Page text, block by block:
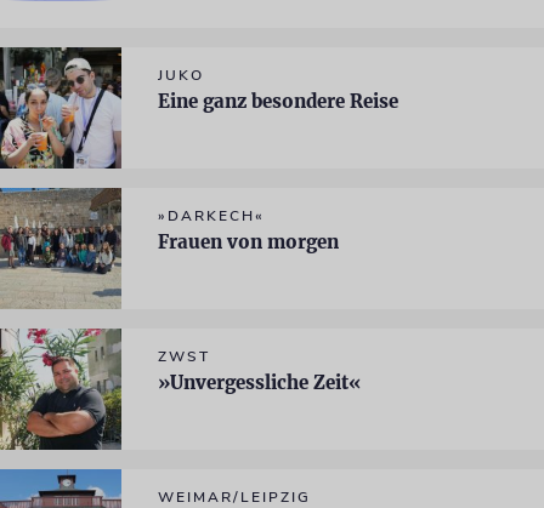
JUKO
Eine ganz besondere Reise
»DARKECH«
Frauen von morgen
ZWST
»Unvergessliche Zeit«
WEIMAR/LEIPZIG